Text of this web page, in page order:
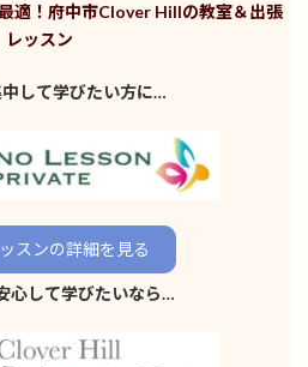
適！府中市Clover Hillの教室＆出張
レッスン
して学びたい方に…
スンの詳細を見る
心して学びたいなら…